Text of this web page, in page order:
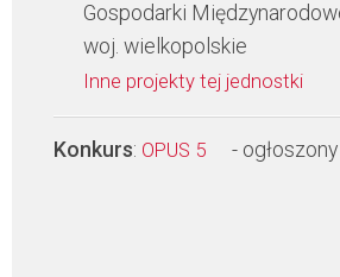
Gospodarki
woj. wielkopolskie
Inne projekty tej jednostki
Konkurs: OPUS 5 -